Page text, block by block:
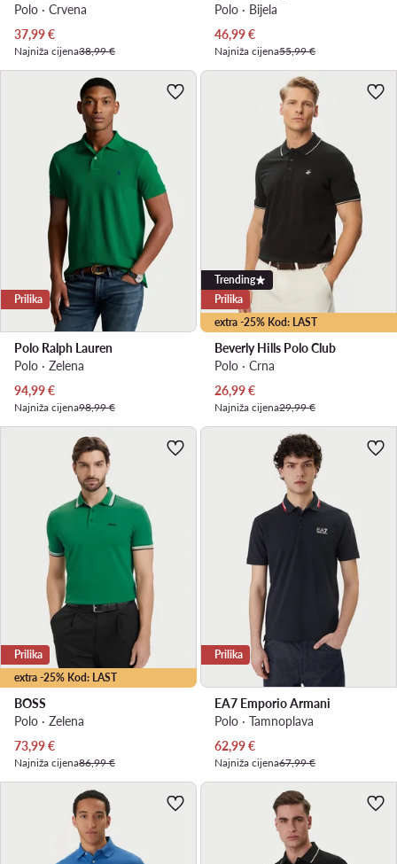
Polo · Crvena
Trenutna cijena
37,99€
Najniža cijena38,99 €
Polo · Bijela
Trenutna cijena
46,99€
Najniža cijena55,99 €
Prilika
Polo Ralph Lauren
Polo · Zelena
Trenutna cijena
94,99€
Najniža cijena98,99 €
extra -25% Kod: LAST
Trending
Prilika
Beverly Hills Polo Club
Polo · Crna
Trenutna cijena
26,99€
Najniža cijena29,99 €
extra -25% Kod: LAST
Prilika
BOSS
Polo · Zelena
Trenutna cijena
73,99€
Najniža cijena86,99 €
Prilika
EA7 Emporio Armani
Polo · Tamnoplava
Trenutna cijena
62,99€
Najniža cijena67,99 €